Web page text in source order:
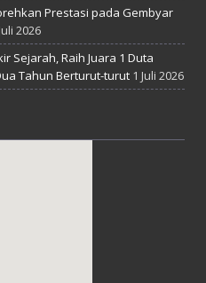
Prestasi pada Gembyar
2026
Sejarah, Raih Juara 1 Duta
Tahun Berturut-turut 1 Juli 2026